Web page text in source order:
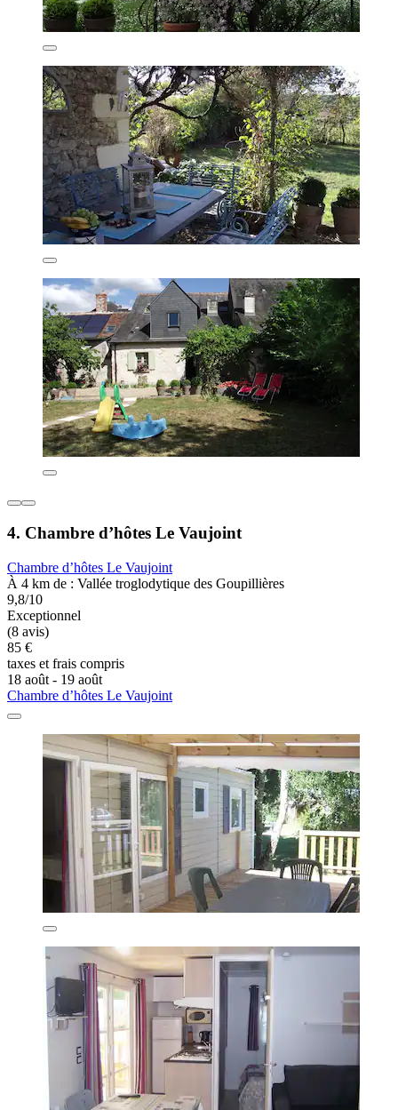
4. Chambre d’hôtes Le Vaujoint
Chambre d’hôtes Le Vaujoint
À 4 km de : Vallée troglodytique des Goupillières
9,8/10
Exceptionnel
(8 avis)
85 €
taxes et frais compris
18 août - 19 août
Chambre d’hôtes Le Vaujoint